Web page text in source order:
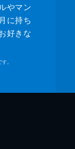
やマン
に持ち
好きな
。